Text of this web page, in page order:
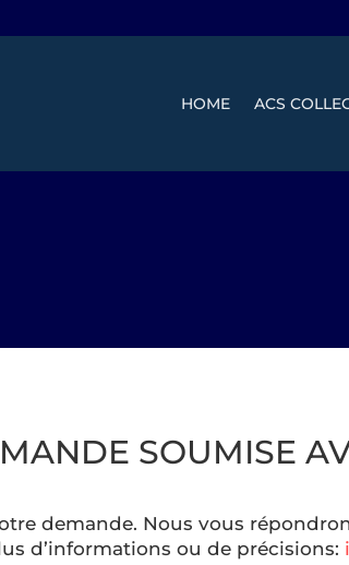
HOME ACS
SOUMISE
demande. Nous vous
d’informations ou de précisions: